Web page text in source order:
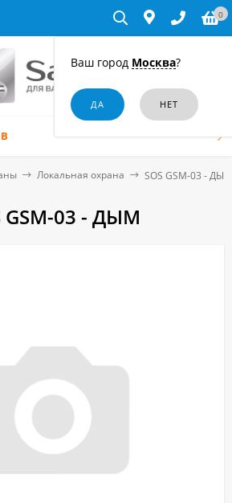
Ваш город Москва?
0
Локальная охрана SOS GSM-03 - ДЫМ
GSM-03 - ДЫМ